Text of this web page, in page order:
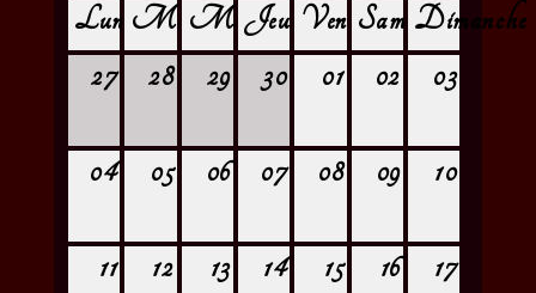
LundiMardiMercredi
JeudiVendrediSamediDimanche
27
28 29 30 01 02 03
04 05 06 07 08 09 10
11 12 13 14 15 16 17